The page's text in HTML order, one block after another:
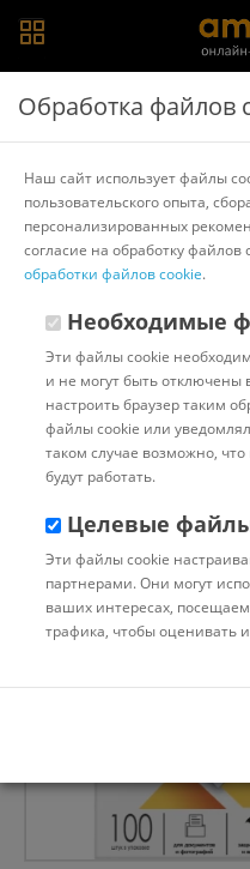
Главная > Каталог товаров
ламинаторов и
Пленка для
LPA3-100
Другие товары Гелеос
Обработка файлов
Наш сайт использует файлы
пользовательского опыта,
персонализированных
согласие на обработку файлов
обработки файлов cookie.
Необходимые
Эти файлы cookie
и не могут быть
настроить браузер таким
файлы cookie или
таком случае возможно,
будут работать.
Целевые
Эти файлы cookie
партнерами. Они могут
ваших интересах,
трафика, чтобы оценивать